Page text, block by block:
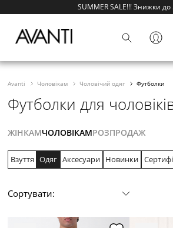
SUMMER SALE!!! Знижки до
Avanti Чоловікам Чоловічий одяг Футболки
Футболки для
ЖІНКАМЧОЛОВІКАМРОЗПРОДАЖ
Взуття Одяг Аксесуари Новинки
Сортувати: